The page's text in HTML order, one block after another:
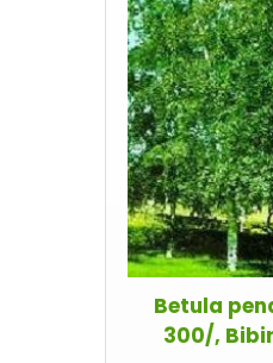
Betula
300/,